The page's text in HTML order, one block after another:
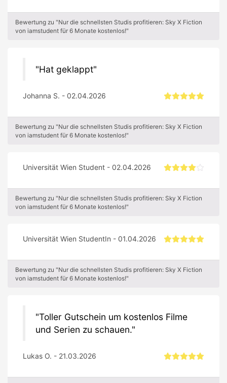
Bewertung zu "Nur die schnellsten Studis profitieren: Sky X Fiction
von iamstudent für 6 Monate kostenlos!"
Hat geklappt
Johanna S. - 02.04.2026
Bewertung zu "Nur die schnellsten Studis profitieren: Sky X Fiction
von iamstudent für 6 Monate kostenlos!"
Universität Wien Student - 02.04.2026
Bewertung zu "Nur die schnellsten Studis profitieren: Sky X Fiction
von iamstudent für 6 Monate kostenlos!"
Universität Wien StudentIn - 01.04.2026
Bewertung zu "Nur die schnellsten Studis profitieren: Sky X Fiction
von iamstudent für 6 Monate kostenlos!"
Toller Gutschein um kostenlos Filme
und Serien zu schauen.
Lukas O. - 21.03.2026